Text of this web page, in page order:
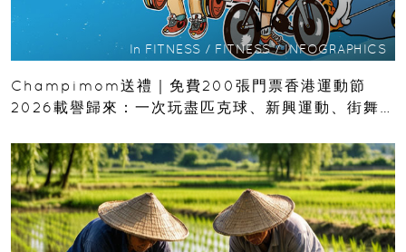
In FITNESS / FITNESS/INFOGRAPHICS
Champimom送禮｜免費200張門票香港運動節
2026載譽歸來：一次玩盡匹克球、新興運動、街舞